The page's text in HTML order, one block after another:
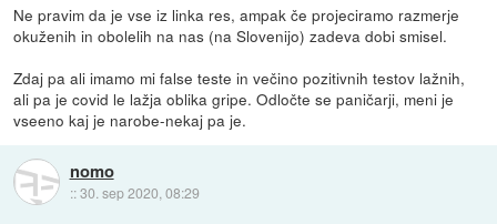
Ne pravim da je vse iz linka res, ampak če projeciramo razmerje
okuženih in obolelih na nas (na Slovenijo) zadeva dobi smisel.
Zdaj pa ali imamo mi false teste in večino pozitivnih testov lažnih,
ali pa je covid le lažja oblika gripe. Odločte se paničarji, meni je
vseeno kaj je narobe-nekaj pa je.
nomo
::30. sep 2020, 08:29